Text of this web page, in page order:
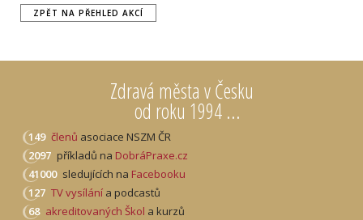
Zdravá města v Česku
od roku 1994 ...
149 členů asociace NSZM ČR
2097 příkladů na DobráPraxe.cz
41000 sledujících na Facebooku
127 TV vysílání a podcastů
68 akreditovaných Škol a kurzů
ZPĚT NA PŘEHLED AKCÍ